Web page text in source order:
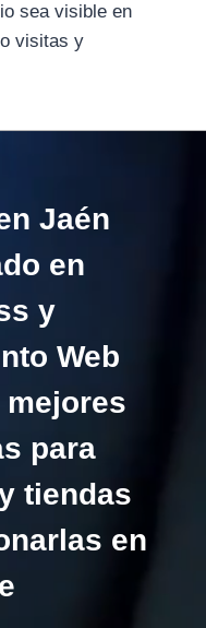
sea visible en
visitas y
Jaén
en
y
Web
mejores
para
tiendas
en